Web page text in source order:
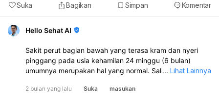
konsultasikan ke dokter.
Stimulasi Ringan:Jika Anda merasa khawatir, Anda
bisa mencoba berbaring miring ke kiri, menepuk perut
perlahan, atau mengonsumsi makanan manis untuk
merangsang gerakan bayi. Selama Anda masih
merasakan gerakan secara teratur sesuai pola bayi
Anda, meskipun lebih aktif di malam hari, itu adalah
tanda yang baik. Namun, jangan ragu untuk
menghubungi dokter jika ada kekhawatiran atau
Suka Bagikan Simpan Komentar
Hello Sehat AI
Sakit perut bagian bawah yang terasa kram dan nyeri
pinggang pada usia kehamilan 24 minggu (6 bulan)
umumnya merupakan hal yang normal. Sakit perut ini
ligament pain) seiring dengan pertumbuhan rahim dan
... Lihat Lainnya
2 bulan yang lalu Suka masukan